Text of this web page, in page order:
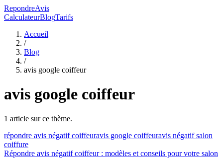
RepondreAvis
CalculateurBlogTarifs
Accueil
/
Blog
/
avis google coiffeur
avis google coiffeur
1 article sur ce thème.
répondre avis négatif coiffeuravis google coiffeuravis négatif salon
coiffure
Répondre avis négatif coiffeur : modèles et conseils pour votre salon